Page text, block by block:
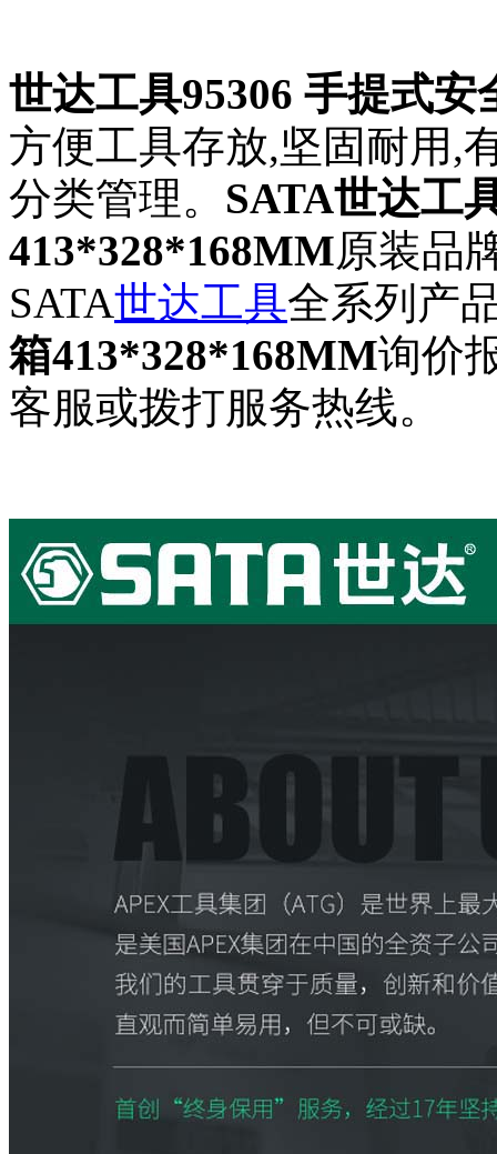
世达工具95306 手提式
方便工具存放,坚固耐用,
分类管理。 SATA世达工
413*328*168MM原装品
SATA世达工具全系列产
箱413*328*168MM询价
客服或拨打服务热线。